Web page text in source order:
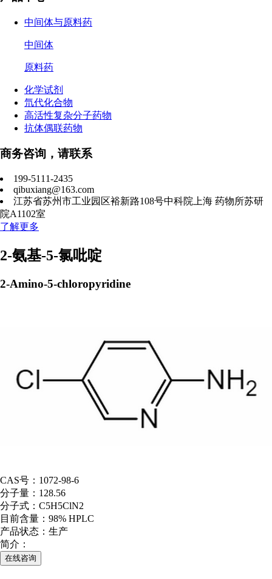
中间体与原料药
中间体
原料药
化学试剂
氘代化合物
高活性复杂分子药物
抗体偶联药物
商务咨询，请联系
199-5111-2435
qibuxiang@163.com
江苏省苏州市工业园区裕新路108号中科院上海 药物所苏研
院A1102室
了解更多
2-氨基-5-氯吡啶
2-Amino-5-chloropyridine
CAS号： 1072-98-6
分子量： 128.56
分子式： C5H5ClN2
目前含量： 98% HPLC
产品状态： 生产
简介：
在线咨询